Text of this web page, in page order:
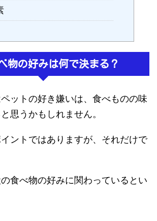
物の好みは何で決まる？
ットの好き嫌いは、食べものの味
思うかもしれません。
ントではありますが、それだけで
食べ物の好みに関わっているとい